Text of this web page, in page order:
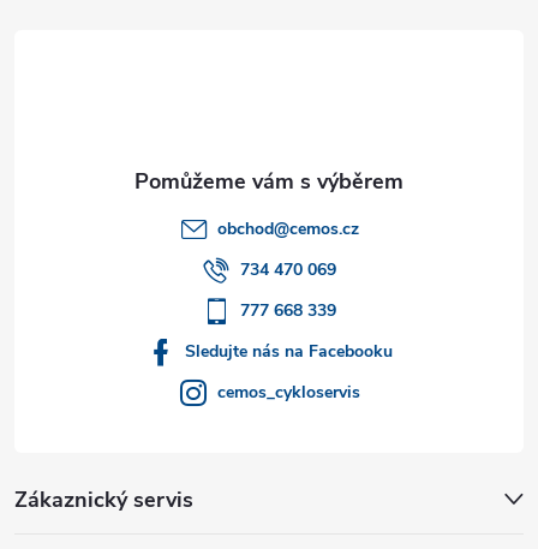
obchod@cemos.cz
734 470 069
777 668 339
Sledujte nás na Facebooku
cemos_cykloservis
Zákaznický servis